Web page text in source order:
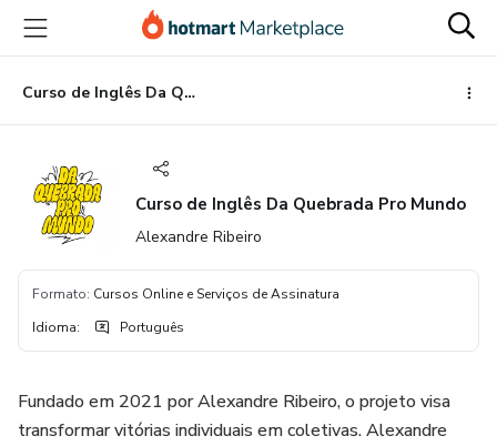
para
conteúdo
principal
para
pagamento
para
rodapé
Curso de Inglês Da Quebrada Pro Mundo
Curso de Inglês Da Quebrada Pro Mundo
Alexandre Ribeiro
Formato: Cursos Online e Serviços de Assinatura
Idioma: Português
Fundado em 2021 por Alexandre Ribeiro, o projeto visa
transformar vitórias individuais em coletivas. Alexandre